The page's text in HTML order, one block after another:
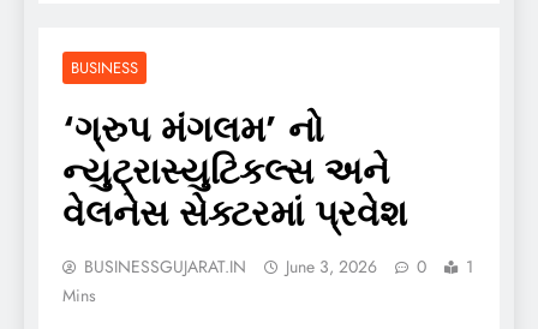
BUSINESS
‘ગ્રુપ મંગલમ’ નો
ન્યુટ્રાસ્યુટિકલ્સ અને
વેલનેસ સેક્ટરમાં પ્રવેશ
BUSINESSGUJARAT.IN June 3, 2026 0
1
Mins